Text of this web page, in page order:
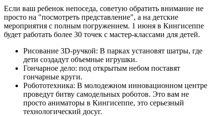
Если ваш ребенок непоседа, советую обратить внимание не
просто на "посмотреть представление", а на детские
мероприятия с полным погружением. 1 июня в Кингисеппе
будет работать более 30 точек с мастер-классами для детей.
Рисование 3D-ручкой: В парках установят шатры, где
дети создадут объемные игрушки.
Гончарное дело: под открытым небом поставят
гончарные круги.
Робототехника: В молодежном инновационном центре
проведут битву самодельных роботов. Это вам не
просто аниматоры в Кингисеппе, это серьезный
технологический досуг.